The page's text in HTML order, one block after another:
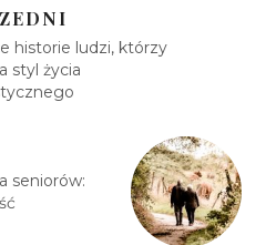
historie ludzi, którzy
styl życia
seniorów: